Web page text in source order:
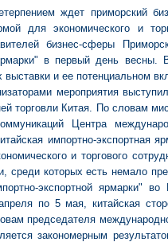
ждет приморский
для экономического и
бизнес-сферы
в первый день
выставки и ее потенциальном
мероприятия
торговли Китая. По словам
Центра
импортно-экспортная
и торгового
среди которых есть немало
экспортной ярмарки"
по 5 мая, китайская
председателя
закономерным